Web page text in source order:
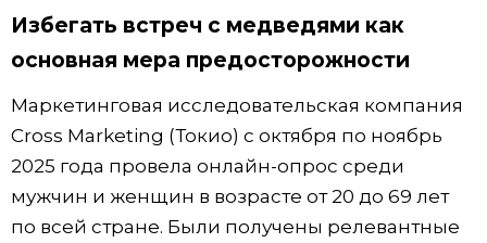
От редакции
Избегать встреч с медведями как
основная мера предосторожности
Маркетинговая исследовательская компания
Cross Marketing (Токио) с октября по ноябрь
2025 года провела онлайн-опрос среди
мужчин и женщин в возрасте от 20 до 69 лет
по всей стране. Были получены релевантные